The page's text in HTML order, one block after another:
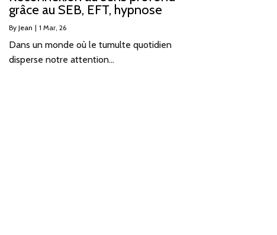
grâce au SEB, EFT, hypnose
By Jean | 1 Mar, 26
Dans un monde où le tumulte quotidien
disperse notre attention…